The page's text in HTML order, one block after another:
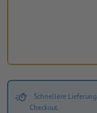
Schnellere
Checkout.